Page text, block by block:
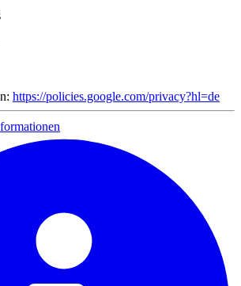
https://policies.google.com/privacy?hl=de